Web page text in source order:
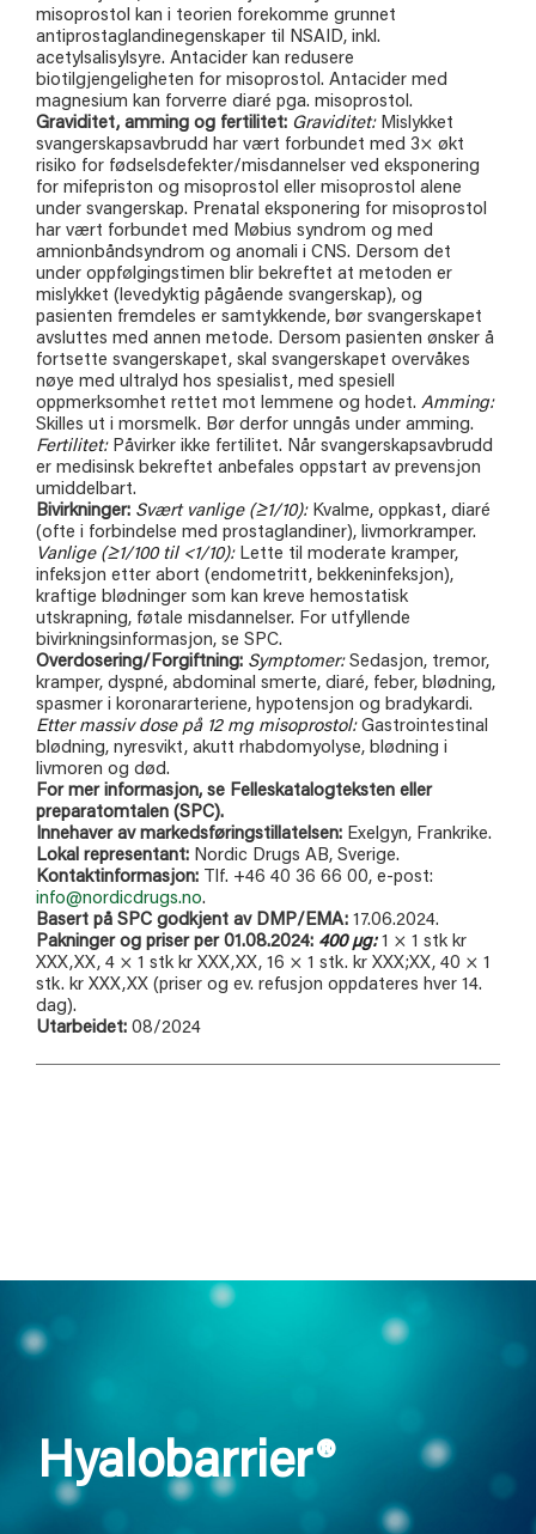
misoprostol kan i teorien forekomme grunnet
antiprostaglandinegenskaper til NSAID, inkl.
acetylsalisylsyre. Antacider kan redusere
biotilgjengeligheten for misoprostol. Antacider med
magnesium kan forverre diaré pga. misoprostol.
Graviditet, amming og fertilitet: Graviditet:Mislykket
svangerskapsavbrudd har vært forbundet med 3× økt
risiko for fødselsdefekter/misdannelser ved eksponering
for mifepriston og misoprostol eller misoprostol alene
under svangerskap. Prenatal eksponering for misoprostol
har vært forbundet med Møbius syndrom og med
amnionbåndsyndrom og anomali i CNS. Dersom det
under oppfølgingstimen blir bekreftet at metoden er
mislykket (levedyktig pågående svangerskap), og
pasienten fremdeles er samtykkende, bør svangerskapet
avsluttes med annen metode. Dersom pasienten ønsker å
fortsette svangerskapet, skal svangerskapet overvåkes
nøye med ultralyd hos spesialist, med spesiell
oppmerksomhet rettet mot lemmene og hodet.Amming:
Skilles ut i morsmelk. Bør derfor unngås under amming.
Fertilitet:Påvirker ikke fertilitet. Når svangerskapsavbrudd
er medisinsk bekreftet anbefales oppstart av prevensjon
umiddelbart.
Bivirkninger: Svært vanlige (≥1/10):Kvalme, oppkast, diaré
(ofte i forbindelse med prostaglandiner), livmorkramper.
Vanlige (≥1/100 til <1/10):Lette til moderate kramper,
infeksjon etter abort (endometritt, bekkeninfeksjon),
kraftige blødninger som kan kreve hemostatisk
utskrapning, føtale misdannelser. For utfyllende
bivirkningsinformasjon, se SPC.
Overdosering/Forgiftning: Symptomer:Sedasjon, tremor,
kramper, dyspné, abdominal smerte, diaré, feber, blødning,
spasmer i koronararteriene, hypotensjon og bradykardi.
Etter massiv dose på 12 mg misoprostol:Gastrointestinal
blødning, nyresvikt, akutt rhabdomyolyse, blødning i
livmoren og død.
For mer informasjon, se Felleskatalogteksten eller
preparatomtalen (SPC).
Innehaver av markedsføringstillatelsen: Exelgyn, Frankrike.
Lokal representant: Nordic Drugs AB, Sverige.
Kontaktinformasjon: Tlf. +46 40 36 66 00, e-post:
info@nordicdrugs.no.
Basert på SPC godkjent av DMP/EMA:17.06.2024.
Pakninger og priser per 01.08.2024: 400µg:1 × 1 stk kr
XXX,XX, 4 × 1 stk kr XXX,XX, 16 × 1 stk. kr XXX;XX, 40 × 1
stk. kr XXX,XX (priser og ev. refusjon oppdateres hver 14.
dag).
Utarbeidet:08/2024
Hyalobarrier®